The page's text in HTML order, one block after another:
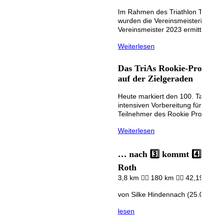
Im Rahmen des Triathlon
wurden die Vereinsmeisterinnen
Vereinsmeister 2023 ermittelt!
Weiterlesen
Das TriAs Rookie-Projekt
auf der Zielgeraden
Heute markiert den 100. Tag der
intensiven Vorbereitung für die
Teilnehmer des Rookie
Weiterlesen
… nach 3️⃣ kommt 4️⃣
Roth
3,8 km 🏊‍♀️ 180 km 🚴‍♀️ 42,195 km
von Silke Hindennach
lesen